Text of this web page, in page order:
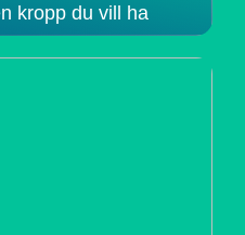
kropp du vill ha